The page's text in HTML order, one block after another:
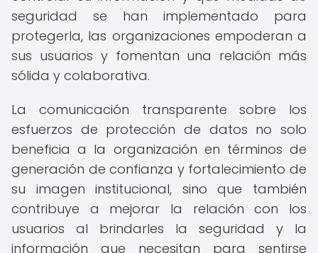
seguridad se han implementado para
protegerla, las organizaciones empoderan a
sus usuarios y fomentan una relación más
sólida y colaborativa.
La comunicación transparente sobre los
esfuerzos de protección de datos no solo
beneficia a la organización en términos de
generación de confianza y fortalecimiento de
su imagen institucional, sino que también
contribuye a mejorar la relación con los
usuarios al brindarles la seguridad y la
información que necesitan para sentirse